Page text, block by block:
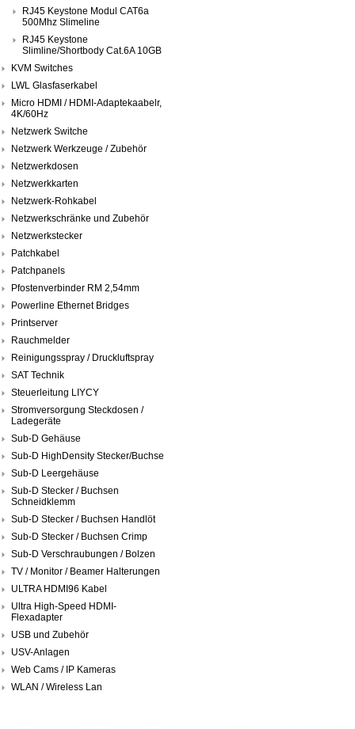
RJ45 Keystone Modul CAT6a
500Mhz Slimeline
RJ45 Keystone
Slimline/Shortbody Cat.6A 10GB
KVM Switches
LWL Glasfaserkabel
Micro HDMI / HDMI-Adaptekaabelr,
4K/60Hz
Netzwerk Switche
Netzwerk Werkzeuge / Zubehör
Netzwerkdosen
Netzwerkkarten
Netzwerk-Rohkabel
Netzwerkschränke und Zubehör
Netzwerkstecker
Patchkabel
Patchpanels
Pfostenverbinder RM 2,54mm
Powerline Ethernet Bridges
Printserver
Rauchmelder
Reinigungsspray / Druckluftspray
SAT Technik
Steuerleitung LIYCY
Stromversorgung Steckdosen /
Ladegeräte
Sub-D Gehäuse
Sub-D HighDensity Stecker/Buchse
Sub-D Leergehäuse
Sub-D Stecker / Buchsen
Schneidklemm
Sub-D Stecker / Buchsen Handlöt
Sub-D Stecker / Buchsen Crimp
Sub-D Verschraubungen / Bolzen
TV / Monitor / Beamer Halterungen
ULTRA HDMI96 Kabel
Ultra High-Speed HDMI-
Flexadapter
USB und Zubehör
USV-Anlagen
Web Cams / IP Kameras
WLAN / Wireless Lan